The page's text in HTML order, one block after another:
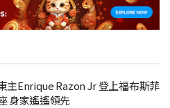
主Enrique Razon Jr 登上福布斯菲
身家遙遙領先